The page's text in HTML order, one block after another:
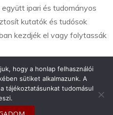
ipari és tudományos
kutatók és tudósok
kezdjék el vagy folytassák
hogy a honlap felhasználói
sütiket alkalmazunk. A
tájékoztatásunkat tudomásul